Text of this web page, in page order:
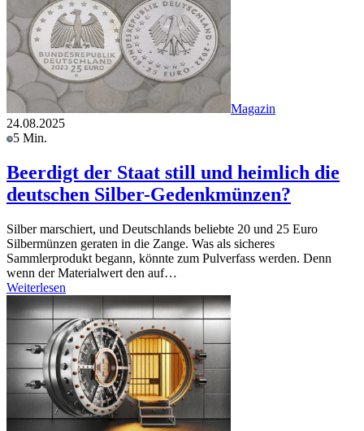
Magazin
24.08.2025
5 Min.
Beerdigt der Staat still und heimlich die
deutschen Silber-Gedenkmünzen?
Silber marschiert, und Deutschlands beliebte 20 und 25 Euro
Silbermünzen geraten in die Zange. Was als sicheres
Sammlerprodukt begann, könnte zum Pulverfass werden. Denn
wenn der Materialwert den auf…
Weiterlesen